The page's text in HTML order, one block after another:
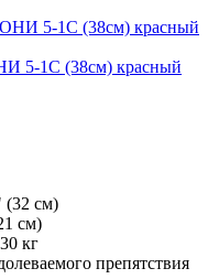
5-1С (38см) красный
(32 см)
см)
кг
препятствия